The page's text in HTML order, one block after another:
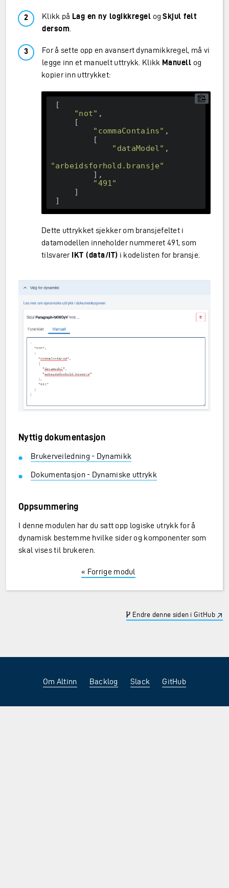
Klikk på Lag en ny logikkregel ogSkjul felt
dersom
For å sette opp en avansert dynamikkregel, må vi
legge inn et manuelt uttrykk. Klikk Manuell og
kopier inn uttrykket:
"not" ,
"commaContains" ,
"dataModel" ,
"arbeidsforhold.bransje"
"491"
Dette uttrykket sjekker om bransjefeltet i
datamodellen inneholder nummeret 491, som
tilsvarer IKT (data/IT) i kodelisten for bransje.
Nyttig dokumentasjon
Brukerveiledning - Dynamikk
Dokumentasjon - Dynamiske uttrykk
Oppsummering
I denne modulen har du satt opp logiske utrykk for å
dynamisk bestemme hvilke sider og komponenter som
skal vises til brukeren.
« Forrige modul
Endre denne siden i GitHub
Om Altinn Backlog Slack GitHub